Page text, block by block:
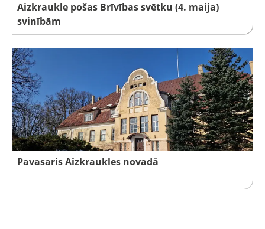
Aizkraukle pošas Brīvības svētku (4. maija)
svinībām
Pavasaris Aizkraukles novadā